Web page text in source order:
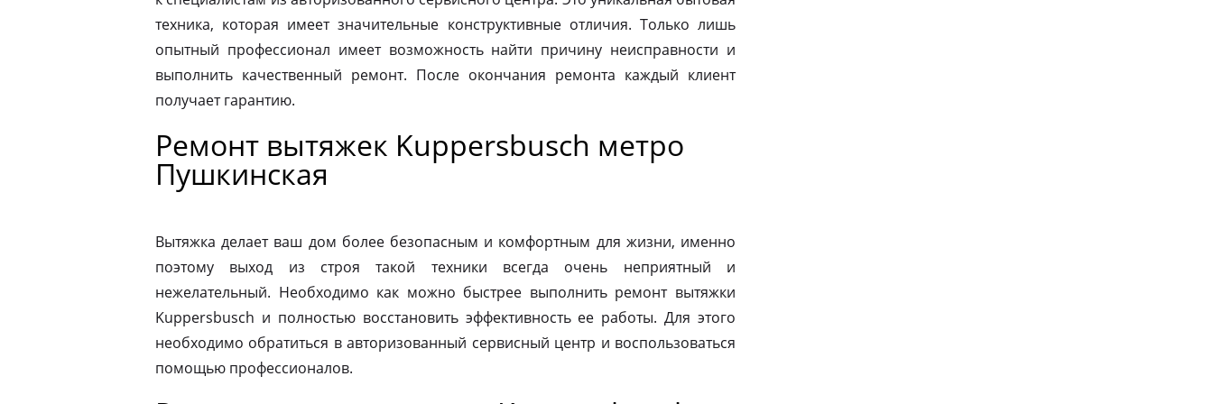
техника, которая имеет значительные конструктивные отличия. Только лишь
опытный профессионал имеет возможность найти причину неисправности и
выполнить качественный ремонт. После окончания ремонта каждый клиент
получает гарантию.
Ремонт вытяжек Kuppersbusch метро
Пушкинская
Вытяжка делает ваш дом более безопасным и комфортным для жизни, именно
поэтому выход из строя такой техники всегда очень неприятный и
нежелательный. Необходимо как можно быстрее выполнить ремонт вытяжки
Kuppersbusch и полностью восстановить эффективность ее работы. Для этого
необходимо обратиться в авторизованный сервисный центр и воспользоваться
помощью профессионалов.